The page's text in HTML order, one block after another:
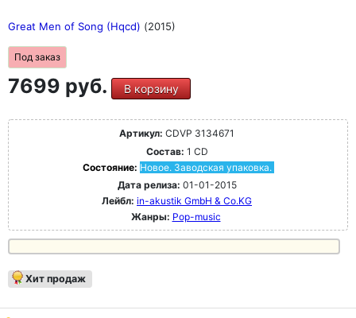
Great Men of Song (Hqcd) (2015)
Под заказ
7699 руб. В корзину
Артикул: CDVP 3134671
Состав: 1 CD
Состояние: Новое. Заводская упаковка.
Дата релиза: 01-01-2015
Лейбл: in-akustik GmbH & Co.KG
Жанры: Pop-music
Хит продаж